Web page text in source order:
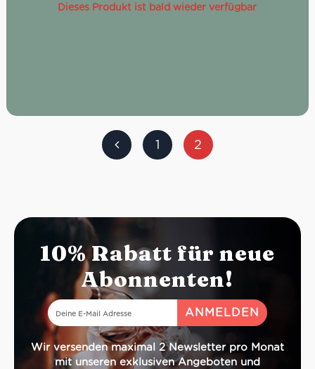
Dieses Produkt ist bald wieder verfügbar
1 2
10% Rabatt für neue
Abonnenten!
Wir versenden maximal 2 Newsletter pro Monat
mit unseren exklusiven Angeboten und